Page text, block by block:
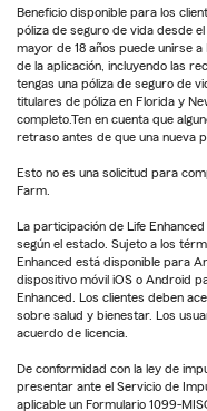
Beneficio disponible para los
póliza de seguro de vida desde
mayor de 18 años puede unirse
de la aplicación, incluyendo las
tengas una póliza de seguro de
titulares de póliza en Florida y
completo.Ten en cuenta que
retraso antes de que una nueva
Esto no es una solicitud para
Farm.
La participación de Life
según el estado. Sujeto a los
Enhanced está disponible para
dispositivo móvil iOS o Android
Enhanced. Los clientes deben
sobre salud y bienestar. Los
acuerdo de licencia.
De conformidad con la ley de
presentar ante el Servicio de
aplicable un Formulario 1099-